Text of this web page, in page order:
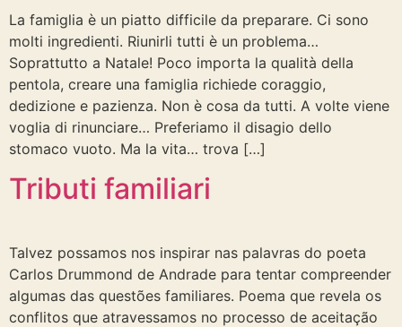
La famiglia è un piatto difficile da preparare. Ci sono
molti ingredienti. Riunirli tutti è un problema…
Soprattutto a Natale! Poco importa la qualità della
pentola, creare una famiglia richiede coraggio,
dedizione e pazienza. Non è cosa da tutti. A volte viene
voglia di rinunciare… Preferiamo il disagio dello
stomaco vuoto. Ma la vita… trova […]
Tributi familiari
Talvez possamos nos inspirar nas palavras do poeta
Carlos Drummond de Andrade para tentar compreender
algumas das questões familiares. Poema que revela os
conflitos que atravessamos no processo de aceitação